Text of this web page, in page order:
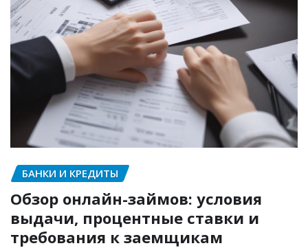
БАНКИ И КРЕДИТЫ
Обзор онлайн-займов: условия
выдачи, процентные ставки и
требования к заемщикам